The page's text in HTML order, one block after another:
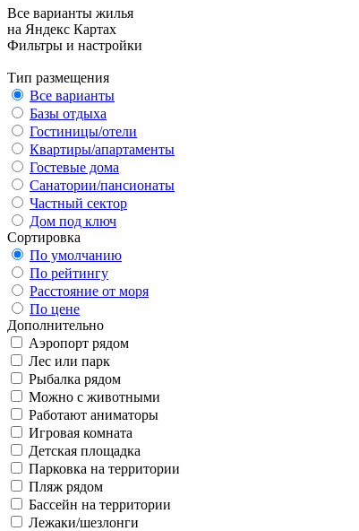
Все варианты жилья
на Яндекс Картах
Фильтры и настройки
Тип размещения
Все варианты
Базы отдыха
Гостиницы/отели
Квартиры/апартаменты
Гостевые дома
Санатории/пансионаты
Частный сектор
Дом под ключ
Сортировка
По умолчанию
По рейтингу
Расстояние от моря
По цене
Дополнительно
Аэропорт рядом
Лес или парк
Рыбалка рядом
Можно с животными
Работают аниматоры
Игровая комната
Детская площадка
Парковка на территории
Пляж рядом
Бассейн на территории
Лежаки/шезлонги